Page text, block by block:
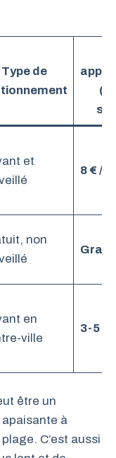
Type de
et
8 € /
non
en
ville
3-5 €
être un
à
C’est aussi